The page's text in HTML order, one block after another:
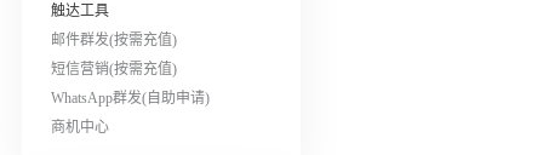
触达工具
邮件群发(按需充值)
短信营销(按需充值)
WhatsApp群发(自助申请)
商机中心